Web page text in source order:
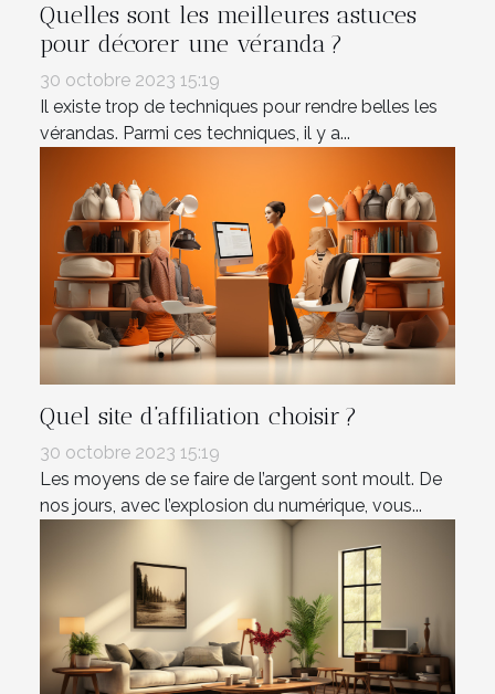
Quelles sont les meilleures astuces
pour décorer une véranda ?
30 octobre 2023 15:19
Il existe trop de techniques pour rendre belles les
vérandas. Parmi ces techniques, il y a...
Quel site d’affiliation choisir ?
30 octobre 2023 15:19
Les moyens de se faire de l’argent sont moult. De
nos jours, avec l’explosion du numérique, vous...